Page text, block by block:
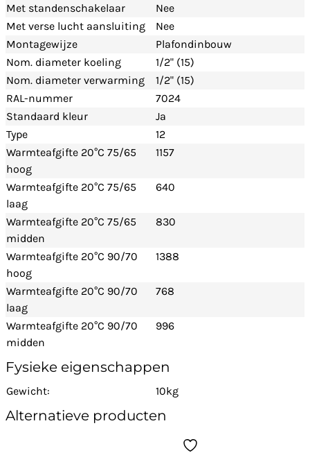
Met standenschakelaar
Nee
Met verse lucht aansluiting
Nee
Montagewijze
Plafondinbouw
Nom. diameter koeling
1/2" (15)
Nom. diameter verwarming
1/2" (15)
RAL-nummer
7024
Standaard kleur
Ja
Type
12
Warmteafgifte 20°C 75/65
hoog
1157
Warmteafgifte 20°C 75/65
laag
640
Warmteafgifte 20°C 75/65
midden
830
Warmteafgifte 20°C 90/70
hoog
1388
Warmteafgifte 20°C 90/70
laag
768
Warmteafgifte 20°C 90/70
midden
996
Fysieke eigenschappen
Gewicht: 10kg
Alternatieve producten